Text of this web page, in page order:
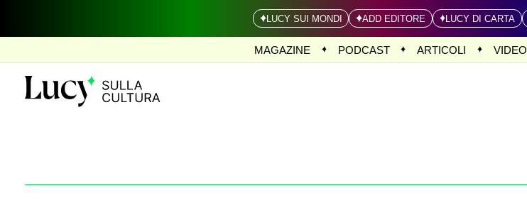
LUCY SUI MONDI ADD EDITORE LUCY DI CARTA
MAGAZINE PODCAST ARTICOLI VIDEO